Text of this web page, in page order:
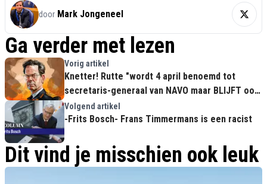
door Mark Jongeneel
Ga verder met lezen
Vorig artikel
Knetter! Rutte "wordt 4 april benoemd tot
secretaris-generaal van NAVO maar BLIJFT ook
premier"
Volgend artikel
-Frits Bosch- Frans Timmermans is een racist
Dit vind je misschien ook leuk